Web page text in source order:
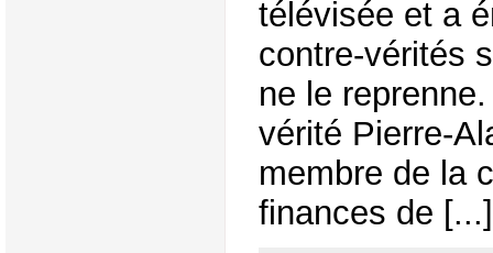
télévisée et a
contre-vérités
ne le
vérité Pierre-
membre de la
finances de [...]